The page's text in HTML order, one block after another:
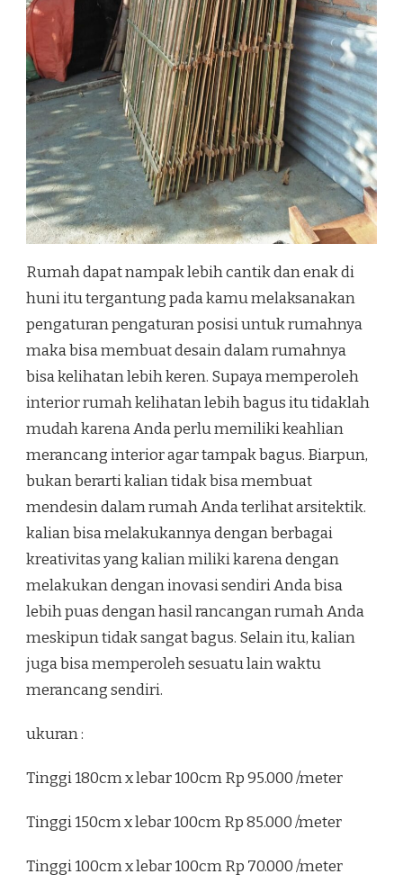
Rumah dapat nampak lebih cantik dan enak di
huni itu tergantung pada kamu melaksanakan
pengaturan pengaturan posisi untuk rumahnya
maka bisa membuat desain dalam rumahnya
bisa kelihatan lebih keren. Supaya memperoleh
interior rumah kelihatan lebih bagus itu tidaklah
mudah karena Anda perlu memiliki keahlian
merancang interior agar tampak bagus. Biarpun,
bukan berarti kalian tidak bisa membuat
mendesin dalam rumah Anda terlihat arsitektik.
kalian bisa melakukannya dengan berbagai
kreativitas yang kalian miliki karena dengan
melakukan dengan inovasi sendiri Anda bisa
lebih puas dengan hasil rancangan rumah Anda
meskipun tidak sangat bagus. Selain itu, kalian
juga bisa memperoleh sesuatu lain waktu
merancang sendiri.
ukuran :
Tinggi 180cm x lebar 100cm Rp 95.000 /meter
Tinggi 150cm x lebar 100cm Rp 85.000 /meter
Tinggi 100cm x lebar 100cm Rp 70.000 /meter